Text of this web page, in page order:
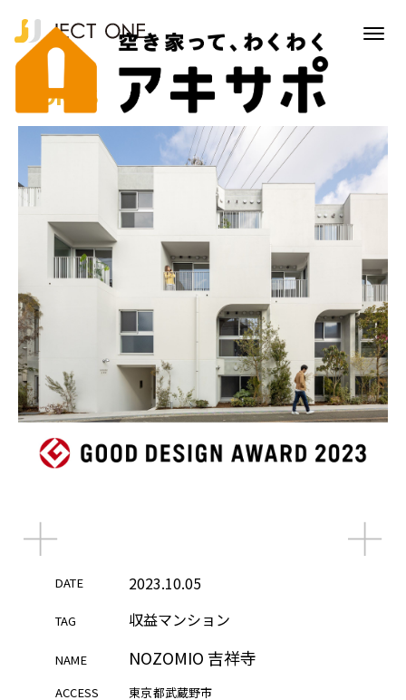
WORKS
DATE 2023.10.05
TAG 収益マンション
NAME NOZOMIO 吉祥寺
ACCESS
東京都武蔵野市
DATE 2023.10.05
TAG 収益マンション
NAME NOZOMIO 吉祥寺
ACCESS
東京都武蔵野市
DATE
TAG 収益マンション
NAME NOZOMIO 吉祥寺
ACCESS
東京都武蔵野市